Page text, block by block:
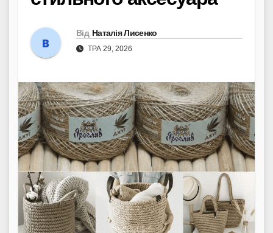
Від Наталія Лисенко
ТРА 29, 2026